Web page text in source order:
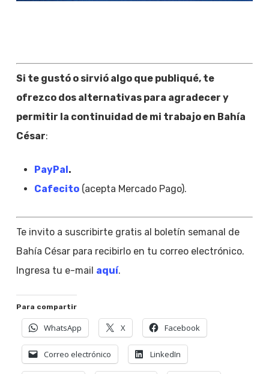
Si te gustó o sirvió algo que publiqué, te
ofrezco dos alternativas para agradecer y
permitir la continuidad de mi trabajo en Bahía
César:
PayPal.
Cafecito(acepta Mercado Pago).
Te invito a suscribirte gratis al boletín semanal de
Bahía César para recibirlo en tu correo electrónico.
Ingresa tu e-mail aquí.
Para compartir
WhatsApp X Facebook
Correo electrónico LinkedIn